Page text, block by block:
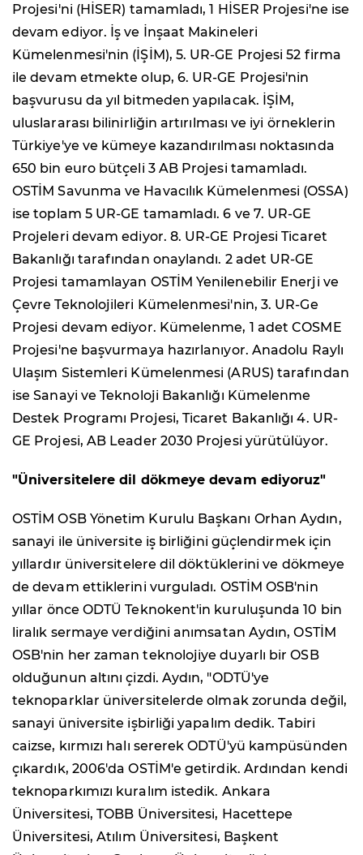
Projesi'ni (HİSER) tamamladı, 1 HİSER Projesi'ne ise
devam ediyor. İş ve İnşaat Makineleri
Kümelenmesi'nin (İŞİM), 5. UR-GE Projesi 52 firma
ile devam etmekte olup, 6. UR-GE Projesi'nin
başvurusu da yıl bitmeden yapılacak. İŞİM,
uluslararası bilinirliğin artırılması ve iyi örneklerin
Türkiye'ye ve kümeye kazandırılması noktasında
650 bin euro bütçeli 3 AB Projesi tamamladı.
OSTİM Savunma ve Havacılık Kümelenmesi (OSSA)
ise toplam 5 UR-GE tamamladı. 6 ve 7. UR-GE
Projeleri devam ediyor. 8. UR-GE Projesi Ticaret
Bakanlığı tarafından onaylandı. 2 adet UR-GE
Projesi tamamlayan OSTİM Yenilenebilir Enerji ve
Çevre Teknolojileri Kümelenmesi'nin, 3. UR-Ge
Projesi devam ediyor. Kümelenme, 1 adet COSME
Projesi'ne başvurmaya hazırlanıyor. Anadolu Raylı
Ulaşım Sistemleri Kümelenmesi (ARUS) tarafından
ise Sanayi ve Teknoloji Bakanlığı Kümelenme
Destek Programı Projesi, Ticaret Bakanlığı 4. UR-
GE Projesi, AB Leader 2030 Projesi yürütülüyor.
"Üniversitelere dil dökmeye devam ediyoruz"
OSTİM OSB Yönetim Kurulu Başkanı Orhan Aydın,
sanayi ile üniversite iş birliğini güçlendirmek için
yıllardır üniversitelere dil döktüklerini ve dökmeye
de devam ettiklerini vurguladı. OSTİM OSB'nin
yıllar önce ODTÜ Teknokent'in kuruluşunda 10 bin
liralık sermaye verdiğini anımsatan Aydın, OSTİM
OSB'nin her zaman teknolojiye duyarlı bir OSB
olduğunun altını çizdi. Aydın, "ODTÜ'ye
teknoparklar üniversitelerde olmak zorunda değil,
sanayi üniversite işbirliği yapalım dedik. Tabiri
caizse, kırmızı halı sererek ODTÜ'yü kampüsünden
çıkardık, 2006'da OSTİM'e getirdik. Ardından kendi
teknoparkımızı kuralım istedik. Ankara
Üniversitesi, TOBB Üniversitesi, Hacettepe
Üniversitesi, Atılım Üniversitesi, Başkent